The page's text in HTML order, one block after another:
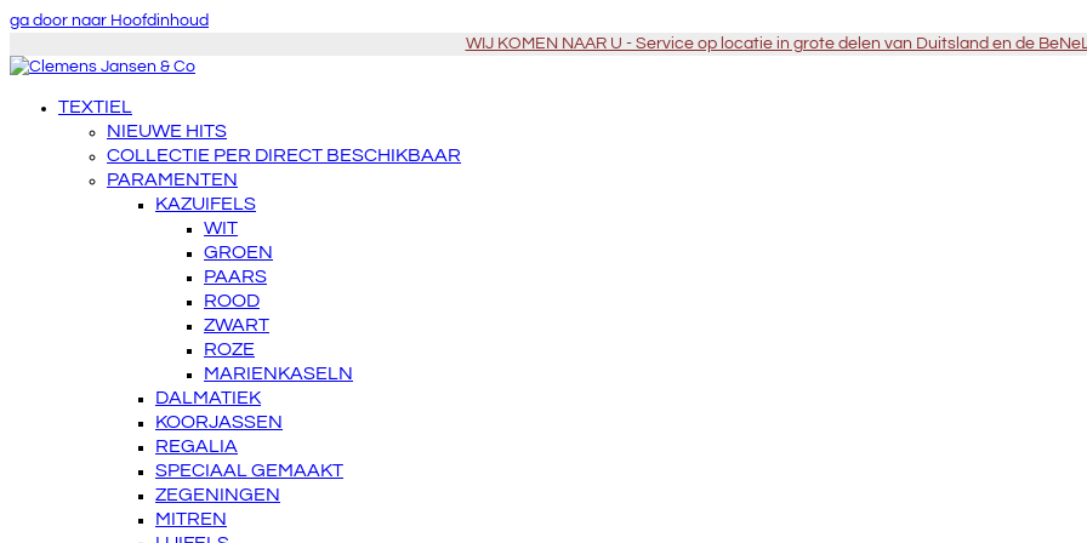
ga door naar Hoofdinhoud
WIJ KOMEN NAAR U - Service op locatie in grote delen van Duitsland en de
TEXTIEL
NIEUWE HITS
COLLECTIE PER DIRECT BESCHIKBAAR
PARAMENTEN
KAZUIFELS
WIT
GROEN
PAARS
ROOD
ZWART
ROZE
MARIENKASELN
DALMATIEK
KOORJASSEN
REGALIA
SPECIAAL GEMAAKT
ZEGENINGEN
MITREN